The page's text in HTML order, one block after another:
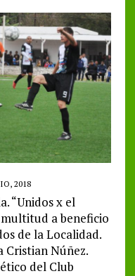
2018
“Unidos x el
a beneficio
de la Localidad.
Cristian Núñez.
del Club